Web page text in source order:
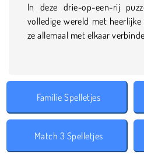
In deze drie-op-een-rij
volledige wereld met
ze allemaal met elkaar
Familie Spelletjes
Match 3 Spelletjes